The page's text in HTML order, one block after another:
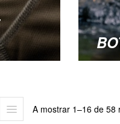
A mostrar 1–16 de 58